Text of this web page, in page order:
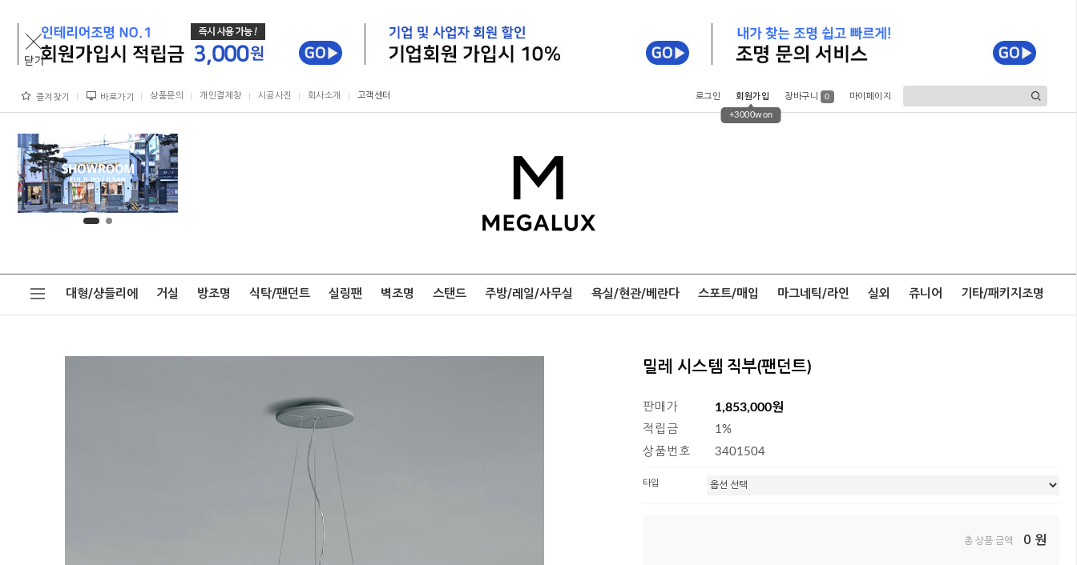
즐겨찾기 바로가기 상품문의 개인결제창 시공사진 회사소개 고객센터 로그인 회원가입
+3000won
장바구니 0 마이페이지
대형/샹들리에 거실 방조명 식탁/팬던트 실링팬 벽조명 스탠드 주방/레일/사무실 욕실/현관/베란다 스포트/매입 마그네틱/라인 실외 쥬니어 기타/패키지조명
밀레 시스템 직부(팬던트)
판매가 1,853,000원
적립금
1%
상품번호
3401504
타입
총 상품 금액 0 원